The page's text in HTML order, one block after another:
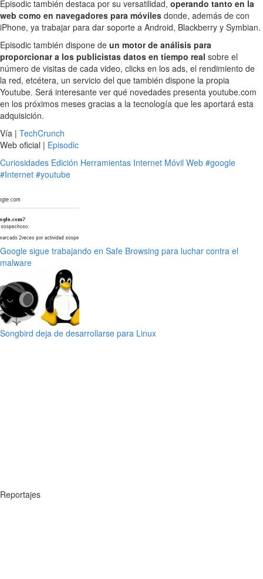
Episodic también destaca por su versatilidad, operando tanto en la
web como en navegadores para móviles donde, además de con
iPhone, ya trabajar para dar soporte a Android, Blackberry y Symbian.
Episodic también dispone de un motor de análisis para
proporcionar a los publicistas datos en tiempo real sobre el
número de visitas de cada video, clicks en los ads, el rendimiento de
la red, etcétera, un servicio del que también dispone la propia
Youtube. Será interesante ver qué novedades presenta youtube.com
en los próximos meses gracias a la tecnología que les aportará esta
adquisición.
Vía | TechCrunch
Web oficial | Episodic
Curiosidades Edición Herramientas Internet Móvil Web #google
#Internet #youtube
Google sigue trabajando en Safe Browsing para luchar contra el
malware
Songbird deja de desarrollarse para Linux
Reportajes